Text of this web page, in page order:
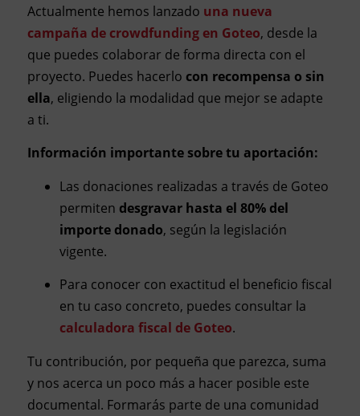
Actualmente hemos lanzado una nueva
campaña de crowdfunding en Goteo, desde la
que puedes colaborar de forma directa con el
proyecto. Puedes hacerlo con recompensa o sin
ella, eligiendo la modalidad que mejor se adapte
a ti.
Información importante sobre tu aportación:
Las donaciones realizadas a través de Goteo
permiten desgravar hasta el 80% del
importe donado, según la legislación
vigente.
Para conocer con exactitud el beneficio fiscal
en tu caso concreto, puedes consultar la
calculadora fiscal de Goteo.
Tu contribución, por pequeña que parezca, suma
y nos acerca un poco más a hacer posible este
documental. Formarás parte de una comunidad